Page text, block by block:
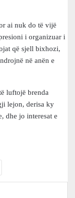
ai nuk do të vijë
i organizuar i
që sjell bixhozi,
në anën e
luftojë brenda
lejon, derisa ky
dhe jo interesat e